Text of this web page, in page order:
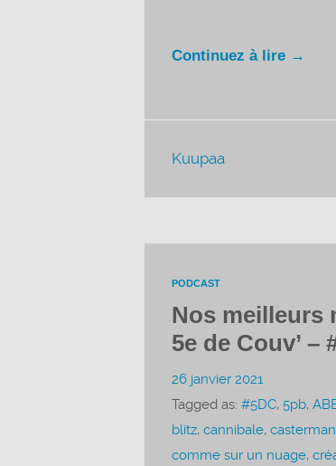
Continuez à lire →
Kuupaa
PODCAST
Nos meilleurs
5e de Couv’ –
26 janvier 2021
Tagged as: #5DC, 5pb,
blitz, cannibale, casterman
comme sur un nuage,